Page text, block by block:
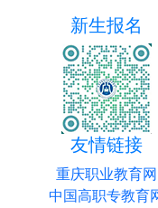
新生报名
友情链接
重庆职业教育网
中国高职专教育